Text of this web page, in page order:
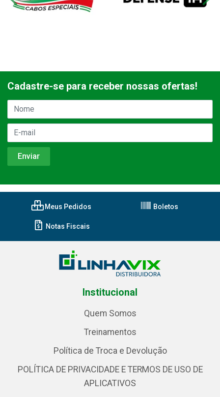
Cadastre-se para receber nossas ofertas!
Meus Pedidos Boletos
Notas Fiscais
Institucional
Quem Somos
Treinamentos
Política de Troca e Devolução
POLÍTICA DE PRIVACIDADE E TERMOS DE USO DE
APLICATIVOS